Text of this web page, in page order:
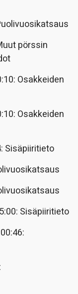
pörssin
Osakkeiden
Osakkeiden
Sisäpiiritieto
Sisäpiiritieto